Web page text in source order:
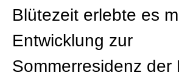
Blütezeit erlebte es
Entwicklung zur
Sommerresidenz der